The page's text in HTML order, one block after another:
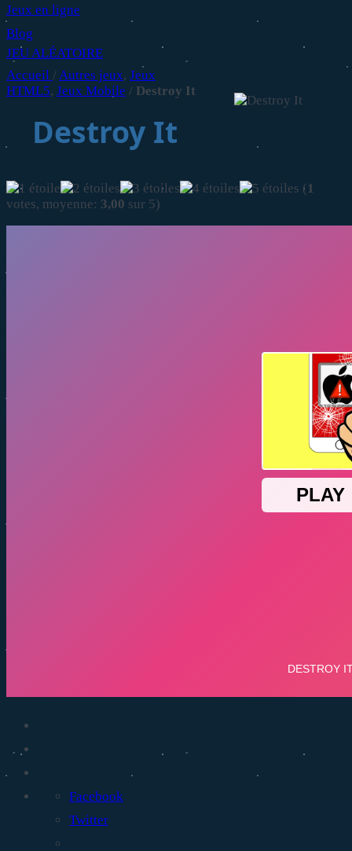
Jeux en ligne
Blog
JEU ALÉATOIRE
Accueil /Autres jeux, Jeux
HTML5, Jeux Mobile / Destroy It
Destroy It
(1
votes, moyenne: 3,00 sur 5)
Facebook
Twitter